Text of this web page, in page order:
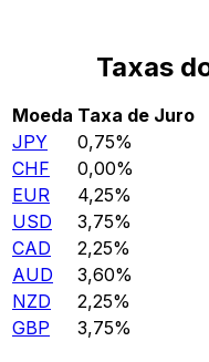
Taxas
Moeda Taxa de Juro
JPY
0,75%
CHF
0,00%
EUR
4,25%
USD
3,75%
CAD
2,25%
AUD
3,60%
NZD
2,25%
GBP
3,75%